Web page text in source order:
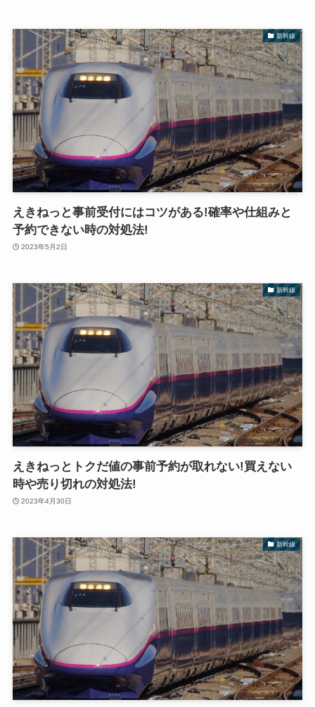
新幹線
えきねっと事前受付にはコツがある!確率や仕組みと
予約できない時の対処法!
2023年5月2日
新幹線
えきねっとトクだ値の事前予約が取れない!買えない
時や売り切れの対処法!
2023年4月30日
新幹線